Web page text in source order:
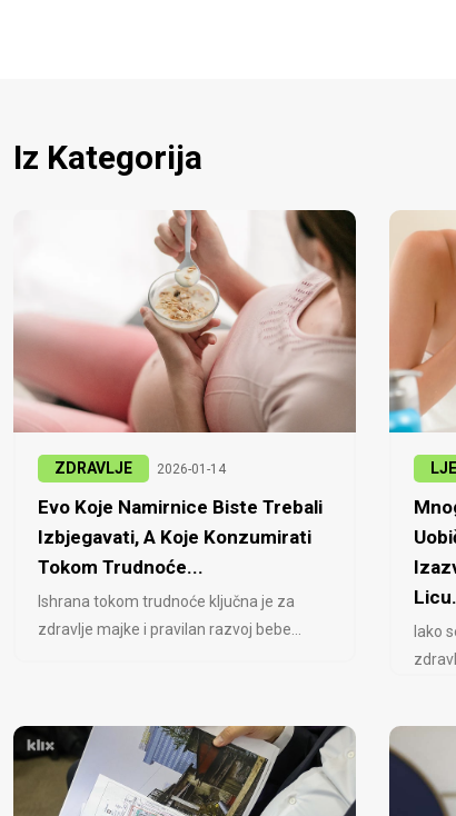
Iz Kategorija
ZDRAVLJE 2026-01-14
Evo Koje Namirnice Biste Trebali
Izbjegavati, A Koje Konzumirati
Tokom Trudnoće...
Ishrana tokom trudnoće ključna je za
zdravlje majke i pravilan razvoj bebe...
Iako